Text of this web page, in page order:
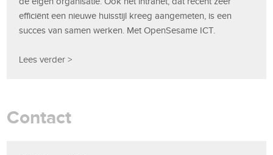
efficiënt een nieuwe huisstijl kreeg aangemeten, is een
succes van samen werken. Met OpenSesame ICT.
Lees verder >
Contact